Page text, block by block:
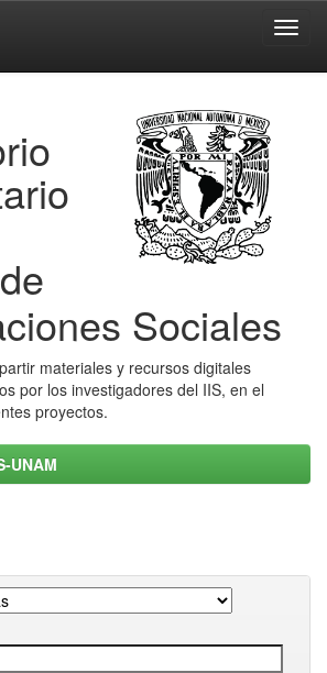
Sociales
materiales y recursos digitales
por los investigadores del IIS, en el
proyectos.
UNAM